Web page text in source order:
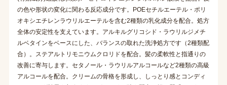
の色や形状の変化に関わる反応成分です。POEセチルエーテル・ポリ
オキシエチレンラウリルエーテルを含む2種類の乳化成分を配合。処方
全体の安定性を支えています。アルキルグリコシド・ラウリルジメチ
ルベタインをベースにした、バランスの取れた洗浄処方です（2種類配
合）。ステアルトリモニウムクロリドを配合。髪の柔軟性と指通りの
改善に寄与します。セタノール・ラウリルアルコールなど2種類の高級
アルコールを配合。クリームの骨格を形成し、しっとり感とコンディ